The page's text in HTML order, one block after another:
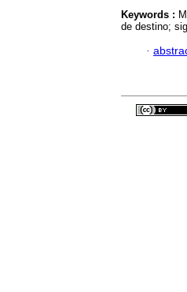
Keywords :
de destino;
·